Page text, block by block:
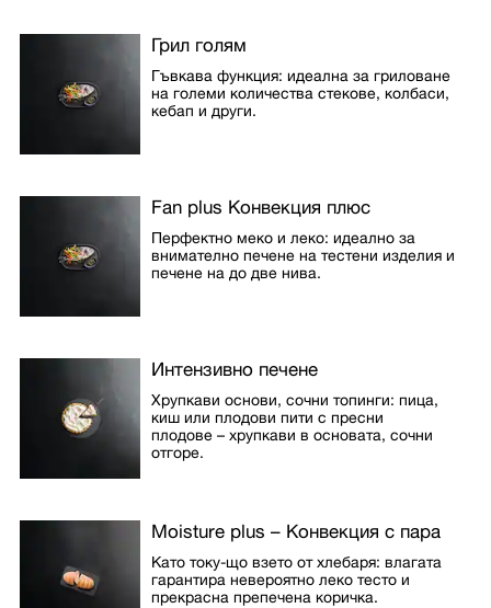
Грил голям
Гъвкава функция: идеална за гриловане
на големи количества стекове, колбаси,
кебап и други.
Fan plus Конвекция плюс
Перфектно меко и леко: идеално за
внимателно печене на тестени изделия и
печене на до две нива.
Интензивно печене
Хрупкави основи, сочни топинги: пица,
киш или плодови пити с пресни
плодове – хрупкави в основата, сочни
отгоре.
Moisture plus – Конвекция с пара
Като току-що взето от хлебаря: влагата
гарантира невероятно леко тесто и
прекрасна препечена коричка.